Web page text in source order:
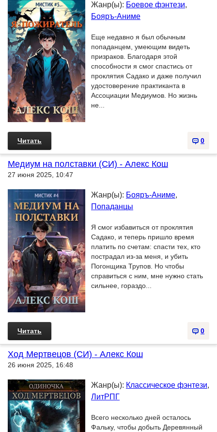
Жанр(ы): Боевое фэнтези,
Бояръ-Аниме
Еще недавно я был обычным
попаданцем, умеющим видеть
призраков. Благодаря этой
способности я смог спастись от
проклятия Садако и даже получил
удостоверение практиканта в
Ассоциации Медиумов. Но жизнь
не...
0
Читать
Медиум на полставки (СИ) - Алекс Кош
27 июня 2025, 10:47
Жанр(ы): Бояръ-Аниме,
Попаданцы
Я смог избавиться от проклятия
Садако, и теперь пришло время
платить по счетам: спасти тех, кто
пострадал из-за меня, и убить
Погонщика Трупов. Но чтобы
справиться с ним, мне нужно стать
сильнее, гораздо...
0
Читать
Ход Мертвецов (СИ) - Алекс Кош
26 июня 2025, 16:48
Жанр(ы): Классическое фэнтези,
ЛитРПГ
Всего несколько дней осталось
Фальку, чтобы добыть Деревянный